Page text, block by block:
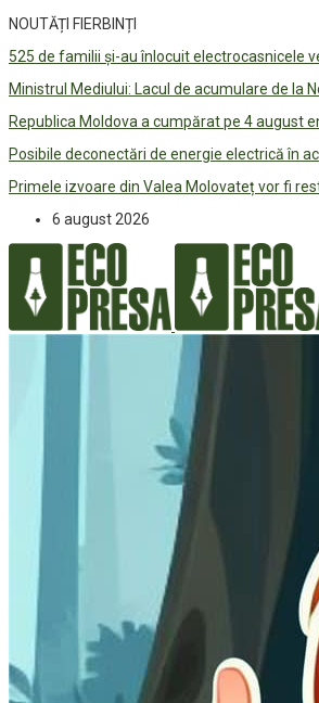
NOUTĂȚI FIERBINȚI
525 de familii și-au înlocuit electrocasnicele
Ministrul Mediului: Lacul de acumulare de la
Republica Moldova a cumpărat pe 4 august
Posibile deconectări de energie electrică în
Primele izvoare din Valea Molovateț vor fi
6 august 2026